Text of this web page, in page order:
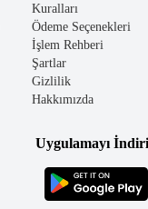
Kuralları
Ödeme Seçenekleri
İşlem Rehberi
Şartlar
Gizlilik
Hakkımızda
Uygulamayı